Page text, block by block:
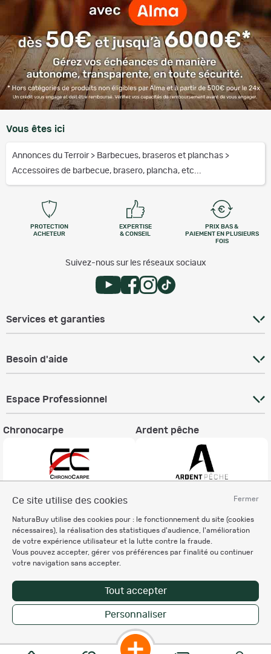
Fermer
Ce site utilise des cookies
NaturaBuy utilise des cookies pour : le fonctionnement du site (cookies
nécessaires), la réalisation des statistiques d'audience, l'amélioration
de votre expérience utilisateur et la lutte contre la fraude.
Vous pouvez accepter, gérer vos préférences par finalité ou continuer
votre navigation sans accepter.
Tout accepter
Personnaliser
Vous êtes ici
Annonces du Terroir > Barbecues, braseros et planchas >
Accessoires de barbecue, brasero, plancha, etc...
PROTECTION
ACHETEUR
EXPERTISE
& CONSEIL
PRIX BAS &
PAIEMENT EN PLUSIEURS
FOIS
Suivez-nous sur les réseaux sociaux
Services et garanties
Besoin d'aide
Espace Professionnel
Chronocarpe Ardent pêche
Charte éthique
Mentions légales
Règlement & Conditions d'utilisation
Politique de protection
des données personnelles
Personnalisation des cookies
Copyright © 2007-2026 NaturaBuy. Tous droits réservés. N°CNIL: 1239459.
Les marques commerciales mentionnées appartiennent à leurs propriétaires
respectifs in 0.042 s